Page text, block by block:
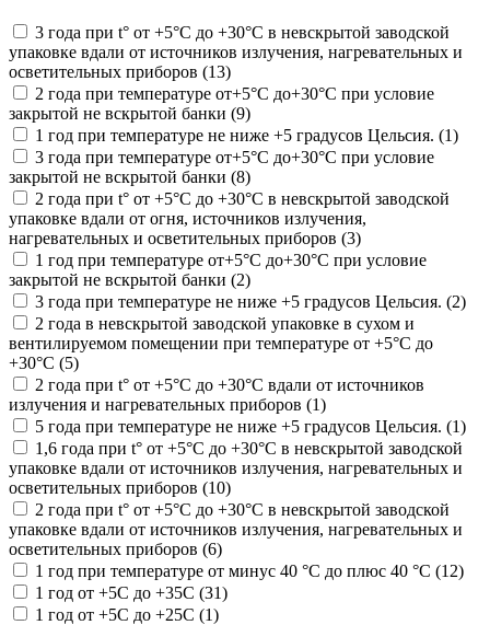
3 года при t° от +5°С до +30°С в невскрытой заводской
упаковке вдали от источников излучения, нагревательных и
осветительных приборов (13)
2 года при температуре от+5°С до+30°С при условие
закрытой не вскрытой банки (9)
1 год при температуре не ниже +5 градусов Цельсия. (1)
3 года при температуре от+5°С до+30°С при условие
закрытой не вскрытой банки (8)
2 года при t° от +5°С до +30°С в невскрытой заводской
упаковке вдали от огня, источников излучения,
нагревательных и осветительных приборов (3)
1 год при температуре от+5°С до+30°С при условие
закрытой не вскрытой банки (2)
3 года при температуре не ниже +5 градусов Цельсия. (2)
2 года в невскрытой заводской упаковке в сухом и
вентилируемом помещении при температуре от +5°С до
+30°С (5)
2 года при t° от +5°С до +30°С вдали от источников
излучения и нагревательных приборов (1)
5 года при температуре не ниже +5 градусов Цельсия. (1)
1,6 года при t° от +5°С до +30°С в невскрытой заводской
упаковке вдали от источников излучения, нагревательных и
осветительных приборов (10)
2 года при t° от +5°С до +30°С в невскрытой заводской
упаковке вдали от источников излучения, нагревательных и
осветительных приборов (6)
1 год при температуре от минус 40 °С до плюс 40 °С (12)
1 год от +5С до +35С (31)
1 год от +5С до +25С (1)